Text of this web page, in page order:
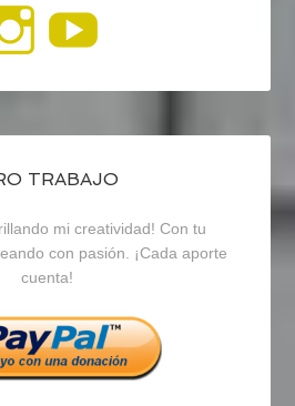
Ver
perfil
de
recursosep
en
Instagram
TRABAJO
mi creatividad! Con tu
con pasión. ¡Cada aporte
cuenta!